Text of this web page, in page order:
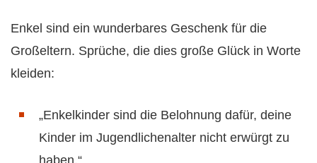
Enkel sind ein wunderbares Geschenk für die
Großeltern. Sprüche, die dies große Glück in Worte
kleiden:
„Enkelkinder sind die Belohnung dafür, deine
Kinder im Jugendlichenalter nicht erwürgt zu
haben.“